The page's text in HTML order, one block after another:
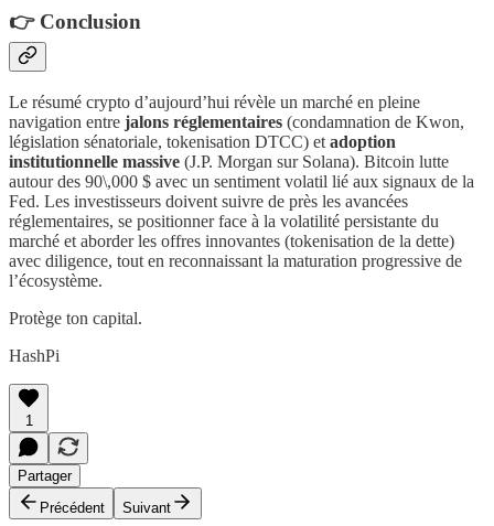
​👉 Conclusion
​Le résumé crypto d’aujourd’hui révèle un marché en pleine
navigation entre jalons réglementaires (condamnation de Kwon,
législation sénatoriale, tokenisation DTCC) et adoption
institutionnelle massive (J.P. Morgan sur Solana). Bitcoin lutte
autour des 90\,000 $ avec un sentiment volatil lié aux signaux de la
Fed. Les investisseurs doivent suivre de près les avancées
réglementaires, se positionner face à la volatilité persistante du
marché et aborder les offres innovantes (tokenisation de la dette)
avec diligence, tout en reconnaissant la maturation progressive de
l’écosystème.
Protège ton capital.
HashPi
1
Partager
Précédent
Suivant